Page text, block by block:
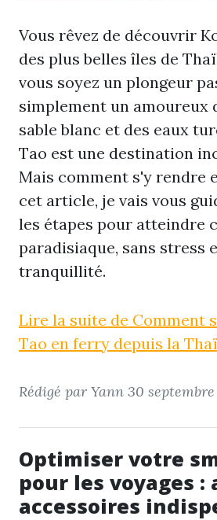
Vous rêvez de découvrir
des plus belles îles de
vous soyez un plongeur
simplement un amoureux
sable blanc et des eaux
Tao est une destination
Mais comment s'y rendre
cet article, je vais vous
les étapes pour atteindre
paradisiaque, sans stress
tranquillité.
Lire la suite de Comment
Tao en ferry depuis la
Rédigé par Yann 30 septembre
Optimiser votre
pour les voyages :
accessoires